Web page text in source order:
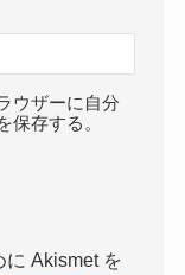
ウザーに自分
保存する。
に Akismet を